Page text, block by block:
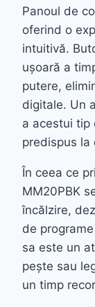
Panoul de
oferind o
intuitivă.
ușoară a
putere,
digitale. Un
a acestui tip
predispus la
În ceea ce
MM20PBK
încălzire,
de
sa este un
pește sau
un timp